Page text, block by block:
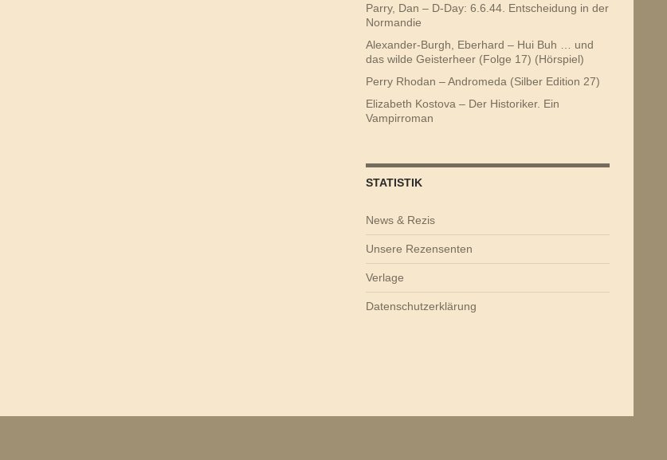
Parry, Dan – D-Day: 6.6.44. Entscheidung in der
Normandie
Alexander-Burgh, Eberhard – Hui Buh … und
das wilde Geisterheer (Folge 17) (Hörspiel)
Perry Rhodan – Andromeda (Silber Edition 27)
Elizabeth Kostova – Der Historiker. Ein
Vampirroman
STATISTIK
News & Rezis
Unsere Rezensenten
Verlage
Datenschutzerklärung